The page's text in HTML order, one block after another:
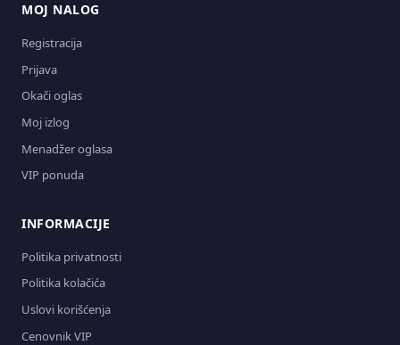
MOJ NALOG
Registracija
Prijava
Okači oglas
Moj izlog
Menadžer oglasa
VIP ponuda
INFORMACIJE
Politika privatnosti
Politika kolačića
Uslovi korišćenja
Cenovnik VIP